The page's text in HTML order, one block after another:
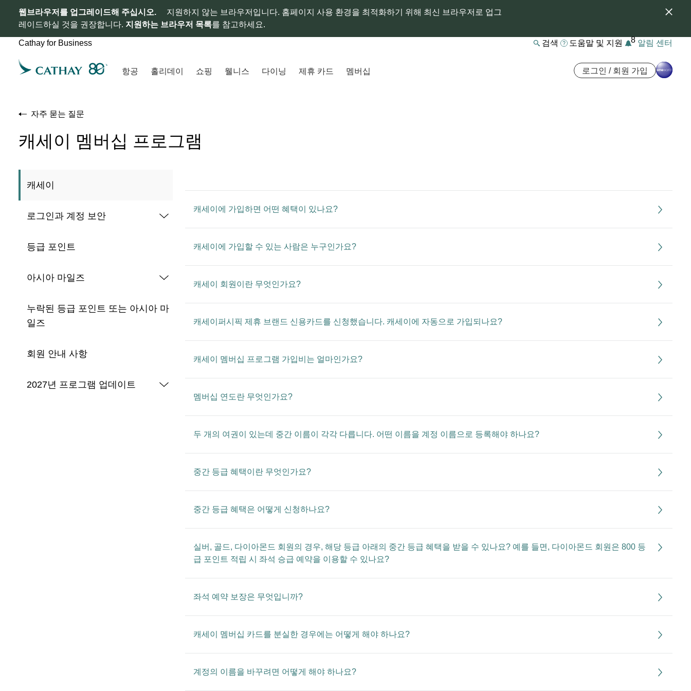
웹브라우저를 업그레이드해 주십시오.
지원하지 않는 브라우저입니다. 홈페이지 사용 환경을 최적화하기 위해 최신 브라우저로 업그
레이드하실 것을 권장합니다. 지원하는 브라우저 목록를 참고하세요.
Cathay for Business 검색 도움말 및 지원 8 알림 센터
항공 홀리데이 쇼핑 웰니스 다이닝 제휴 카드 멤버십 로그인 / 회원 가입
자주 묻는 질문
캐세이 멤버십 프로그램
캐세이
로그인과 계정 보안
등급 포인트
아시아 마일즈
누락된 등급 포인트 또는 아시아 마
일즈
회원 안내 사항
2027년 프로그램 업데이트
캐세이에 가입하면 어떤 혜택이 있나요?
캐세이에 가입할 수 있는 사람은 누구인가요?
캐세이 회원이란 무엇인가요?
캐세이퍼시픽 제휴 브랜드 신용카드를 신청했습니다. 캐세이에 자동으로 가입되나요?
캐세이 멤버십 프로그램 가입비는 얼마인가요?
멤버십 연도란 무엇인가요?
두 개의 여권이 있는데 중간 이름이 각각 다릅니다. 어떤 이름을 계정 이름으로 등록해야 하나요?
중간 등급 혜택이란 무엇인가요?
중간 등급 혜택은 어떻게 신청하나요?
실버, 골드, 다이아몬드 회원의 경우, 해당 등급 아래의 중간 등급 혜택을 받을 수 있나요? 예를 들면, 다이아몬드 회원은 800 등
급 포인트 적립 시 좌석 승급 예약을 이용할 수 있나요?
좌석 예약 보장은 무엇입니까?
캐세이 멤버십 카드를 분실한 경우에는 어떻게 해야 하나요?
계정의 이름을 바꾸려면 어떻게 해야 하나요?